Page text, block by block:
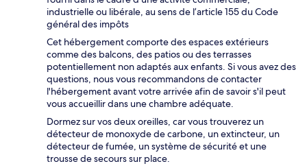
industrielle ou libérale, au sens de l’article 155 du Code
général des impôts
Cet hébergement comporte des espaces extérieurs
comme des balcons, des patios ou des terrasses
potentiellement non adaptés aux enfants. Si vous avez des
questions, nous vous recommandons de contacter
l'hébergement avant votre arrivée afin de savoir s'il peut
vous accueillir dans une chambre adéquate.
Dormez sur vos deux oreilles, car vous trouverez un
détecteur de monoxyde de carbone, un extincteur, un
détecteur de fumée, un système de sécurité et une
trousse de secours sur place.